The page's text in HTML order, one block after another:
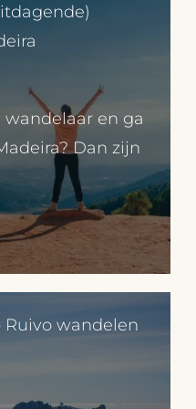
en ga
Dan zijn
Ruivo wandelen